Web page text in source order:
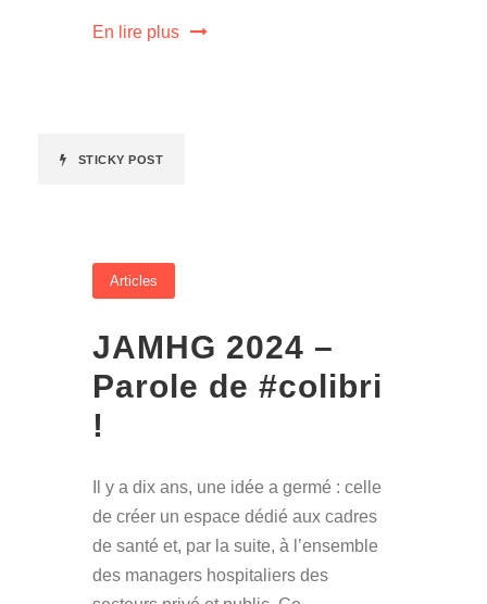
En lire plus
STICKY POST
Articles
JAMHG 2024 –
Parole de #colibri
!
Il y a dix ans, une idée a germé : celle
de créer un espace dédié aux cadres
de santé et, par la suite, à l’ensemble
des managers hospitaliers des